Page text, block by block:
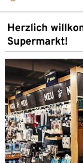
Herzlich
Supermarkt!